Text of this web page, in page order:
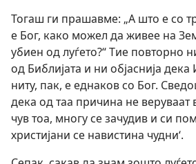
Тогаш ги прашавме: „А што е со
е Бог, како можел да живее на
убиен од луѓето?“ Тие повторно
од Библијата и ни објаснија дека
ниту, пак, е еднаков со Бог.
дека од таа причина не веруваат
чув тоа, многу се зачудив и си
христијани се навистина чудни‘.